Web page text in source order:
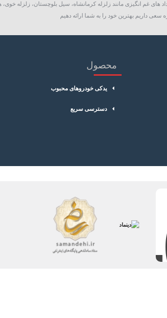
های غم انگیزی مانند زلزله کرمانشاه، سیل بلوچستان، زلزله
داریم بهترین خود را به شما ارائه دهیم
محصول
یدکی خودروهای محبوب
دسترسی سریع